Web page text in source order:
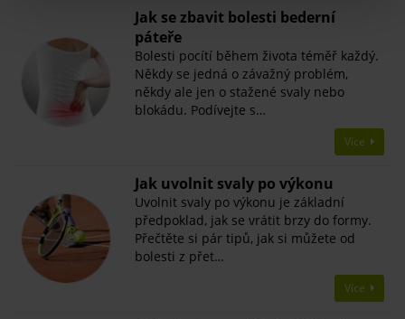
Jak se zbavit bolesti bederní
páteře
Bolesti pocítí během života téměř každý.
Někdy se jedná o závažný problém,
někdy ale jen o stažené svaly nebo
blokádu. Podívejte s…
Více
​Jak uvolnit svaly po výkonu
Uvolnit svaly po výkonu je základní
předpoklad, jak se vrátit brzy do formy.
Přečtěte si pár tipů, jak si můžete od
bolesti z přet…
Více